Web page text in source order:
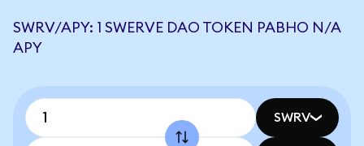
SWRV/APY: 1 SWERVE DAO TOKEN РАВНО N/A
APY
SWRV